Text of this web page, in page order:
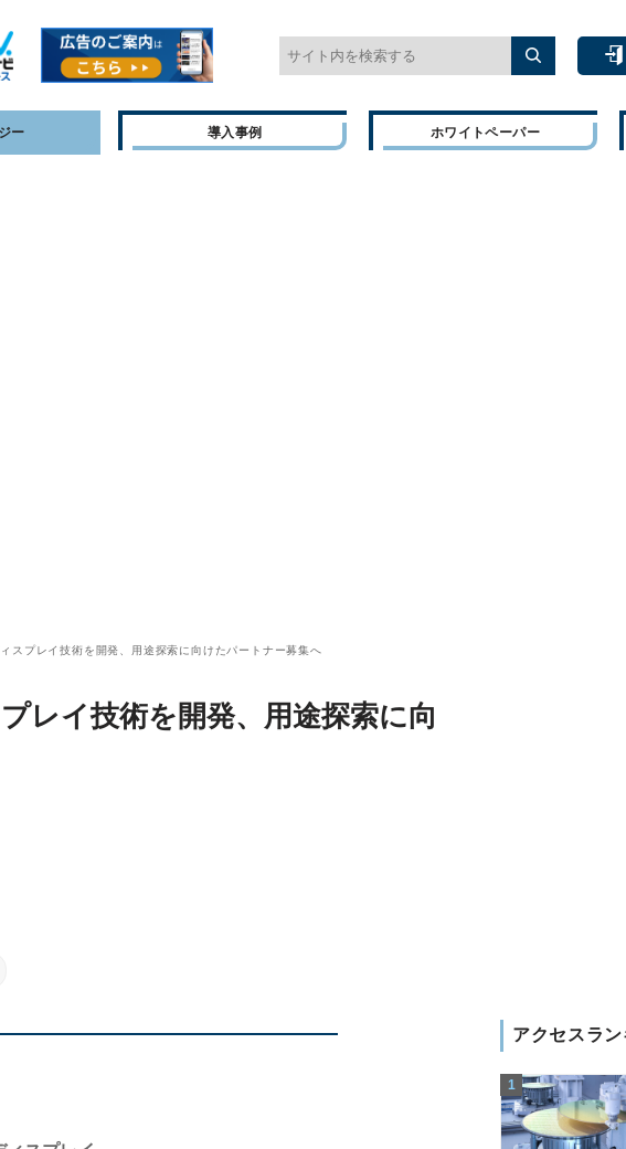
ー 導入事例 ホワイトペーパー
スプレイ技術を開発、用途探索に向けたパートナー募集へ
レイ技術を開発、用途探索に向
アクセスラ